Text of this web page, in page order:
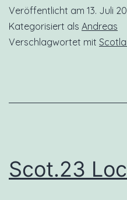
Veröffentlicht am 13. Juli
Kategorisiert als Andreas
Verschlagwortet mit
Scot.23